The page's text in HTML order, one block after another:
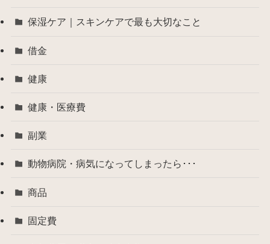
保湿ケア｜スキンケアで最も大切なこと
借金
健康
健康・医療費
副業
動物病院・病気になってしまったら･･･
商品
固定費